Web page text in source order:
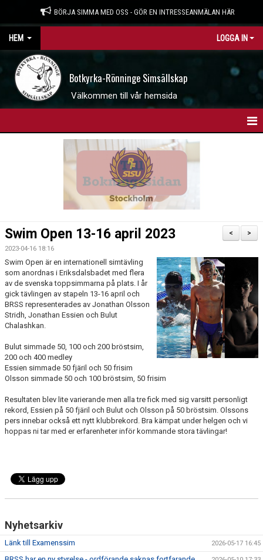
BÖRJA SIMMA MED OSS - GÖR EN INTRESSEANMÄLAN HÄR
HEM LOGGA IN
Botkyrka-Rönninge Simsällskap
Välkommen till vår hemsida
INTRESSEANMÄLAN
NYHETER
KALENDER
BILDGALLERI
DOKUMENT
>
<
Swim Open 13-16 april 2023
2023-04-16 18:16
Swim Open är en internationell simtävling
som anordnas i Eriksdalsbadet med flera
av de svenska toppsimmarna på plats. I år
gick tävlingen av stapeln 13-16 april och
BRSS representerades av Jonathan Olsson
Stridh, Jonathan Essien och Bulut
Chalashkan.
Bulut simmade 50, 100 och 200 bröstsim,
200 och 400 medley
Essien simmade 50 fjäril och 50 frisim
Olsson simmade 50 och 100 bröstsim, 50 frisim
Resultaten blev lite varierande men alla tre fick med sig varsitt personligt
rekord, Essien på 50 fjäril och Bulut och Olsson på 50 bröstsim. Olssons
pers innebar också ett nytt klubbrekord. Bra kämpat under helgen och vi
hoppas ni tar med er erfarenheter inför kommande stora tävlingar!
Nyhetsarkiv
Länk till Examenssim 2026-05-17 16:45